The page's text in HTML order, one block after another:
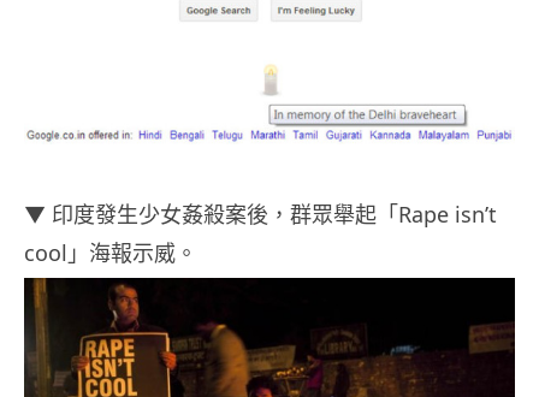
▼ 印度發生少女姦殺案後，群眾舉起「Rape isn’t
cool」海報示威。